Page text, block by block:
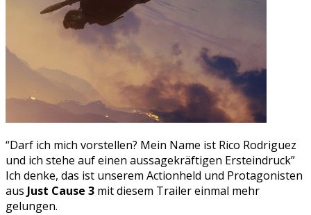
“Darf ich mich vorstellen? Mein Name ist Rico Rodriguez
und ich stehe auf einen aussagekräftigen Ersteindruck”
Ich denke, das ist unserem Actionheld und Protagonisten
aus Just Cause 3 mit diesem Trailer einmal mehr
gelungen.